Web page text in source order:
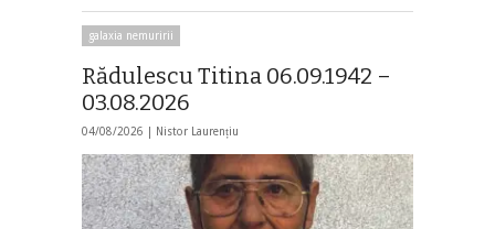
galaxia nemuririi
Rădulescu Titina 06.09.1942 –
03.08.2026
04/08/2026 | Nistor Laurențiu